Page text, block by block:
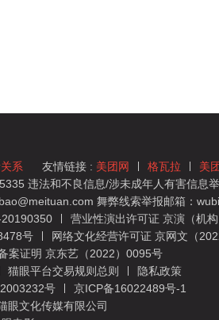
系 友情链接 : 美团网 格瓦拉 美
违法和不良信息/涉未成年人有害信息
舞弊线索举报邮箱：
营业性演出许可证 京演（机
号
网络文化经营许可证 京网文（
案证明 京东艺（2022）0095号
猫眼平台交易规则总则
隐私政策
号
京ICP备16022489号-1
眼文化传媒有限公司